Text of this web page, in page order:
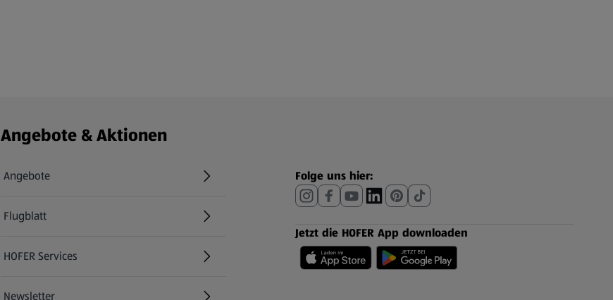
Angebote & Aktionen
Angebote
Flugblatt
HOFER Services
Newsletter
Folge uns hier:
Jetzt die HOFER App downloaden